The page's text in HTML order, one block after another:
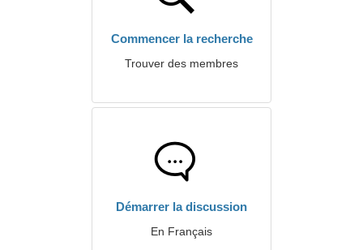
Commencer la recherche
Trouver des membres
Démarrer la discussion
En Français